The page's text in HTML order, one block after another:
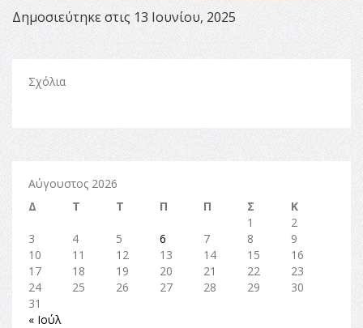
Δημοσιεύτηκε στις 13 Ιουνίου, 2025
Σχόλια
Αύγουστος 2026
Δ
Τ Τ Π Π Σ
Κ
1
2
3
4 5 6 7 8
9
10
11 12 13 14 15
16
17
18 19 20 21 22
23
24
25 26 27 28 29
30
31
« Ιούλ